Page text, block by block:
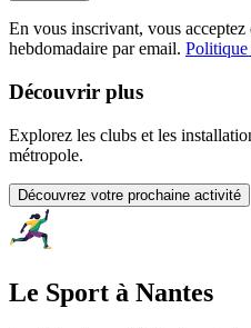
En vous inscrivant, vous
hebdomadaire par email.
Découvrir plus
Explorez les clubs et les
métropole.
Découvrez votre prochaine activité
Le Sport à Nantes